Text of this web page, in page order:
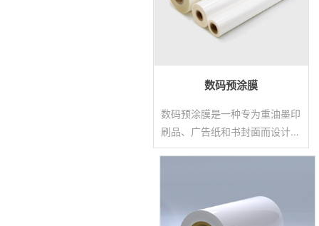
数码预涂膜
数码预涂膜是一种专为重油墨印
刷品、广告纸和书封面而设计的
预涂膜。艺都数码膜在满足传统